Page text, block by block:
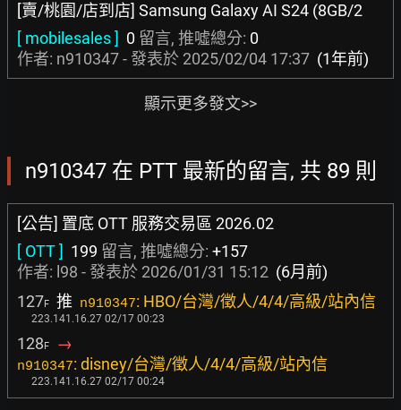
[賣/桃園/店到店] Samsung Galaxy AI S24 (8GB/2
[ mobilesales ] 0 留言, 推噓總分: 0
作者: n910347 - 發表於 2025/02/04 17:37 (1年前)
顯示更多發文>>
n910347 在 PTT 最新的留言, 共 89 則
[公告] 置底 OTT 服務交易區 2026.02
[ OTT ] 199 留言, 推噓總分: +157
作者: l98 - 發表於 2026/01/31 15:12 (6月前)
127F 推 n910347: HBO/台灣/徵人/4/4/高級/站內信
223.141.16.27 02/17 00:23
128F →
n910347: disney/台灣/徵人/4/4/高級/站內信
223.141.16.27 02/17 00:24